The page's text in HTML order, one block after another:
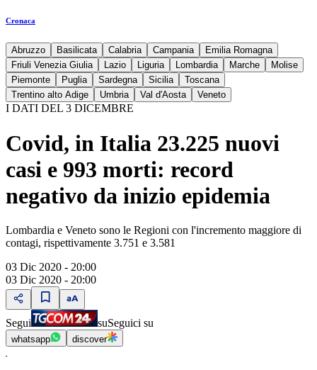
Cronaca
Abruzzo Basilicata Calabria Campania
Emilia Romagna
Friuli Venezia Giulia
Lazio Liguria Lombardia Marche
Molise
Piemonte
Puglia Sardegna Sicilia
Toscana
Trentino alto Adige
Umbria Val d'Aosta Veneto
I DATI DEL 3 DICEMBRE
Covid, in Italia 23.225 nuovi
casi e 993 morti: record
negativo da inizio epidemia
Lombardia e Veneto sono le Regioni con l'incremento maggiore di
contagi, rispettivamente 3.751 e 3.581
03 Dic 2020 - 20:00
03 Dic 2020 - 20:00
Segui suSeguici su
whatsapp discover